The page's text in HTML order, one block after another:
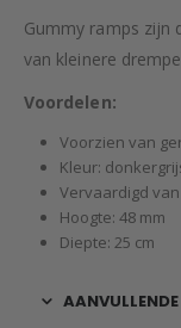
Gummy ramps zijn
van kleinere
Voordelen:
Voorzien van
Kleur:
Vervaardigd
Hoogte: 48 mm
Diepte: 25 cm